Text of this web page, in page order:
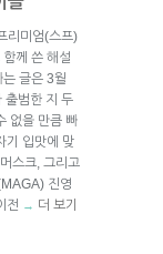
리미엄(스프)
께 쓴 해설
글은 3월
출범한 지 두
없을 만큼 빠
기 입맛에 맞
스크, 그리고
진영
전 → 더 보기